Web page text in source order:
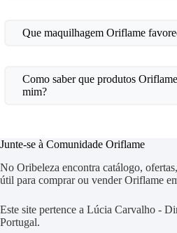
Que maquilhagem Oriflame
Como saber que produtos
mim?
Junte-se à Comunidade Oriflame
No Oribeleza encontra catálogo,
útil para comprar ou vender Oriflame
Este site pertence a Lúcia Carvalho -
Portugal.